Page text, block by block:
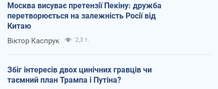
Москва висуває претензії Пекіну: дружба
перетворюється на залежність Росії від
Китаю
Віктор Каспрук 2,3 т.
Збіг інтересів двох цинічних гравців чи
таємний план Трампа і Путіна?